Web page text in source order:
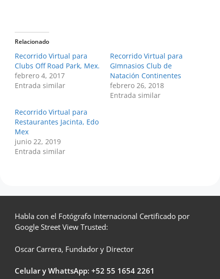
Relacionado
Recorrido Virtual para
Clubs Off Road Park, Mex.
febrero 4, 2017
Entrada similar
Recorrido Virtual para
GImnasios Club de
Natación Continentes
febrero 26, 2018
Entrada similar
Recorrido Virtual para
Restaurantes Jacinta, Edo
Mex
junio 22, 2019
Entrada similar
Habla con el Fotógrafo Internacional Certificado por
Google Street View Trusted:
Oscar Carrera, Fundador y Director
Celular y WhattsApp: +52 55 1654 2261